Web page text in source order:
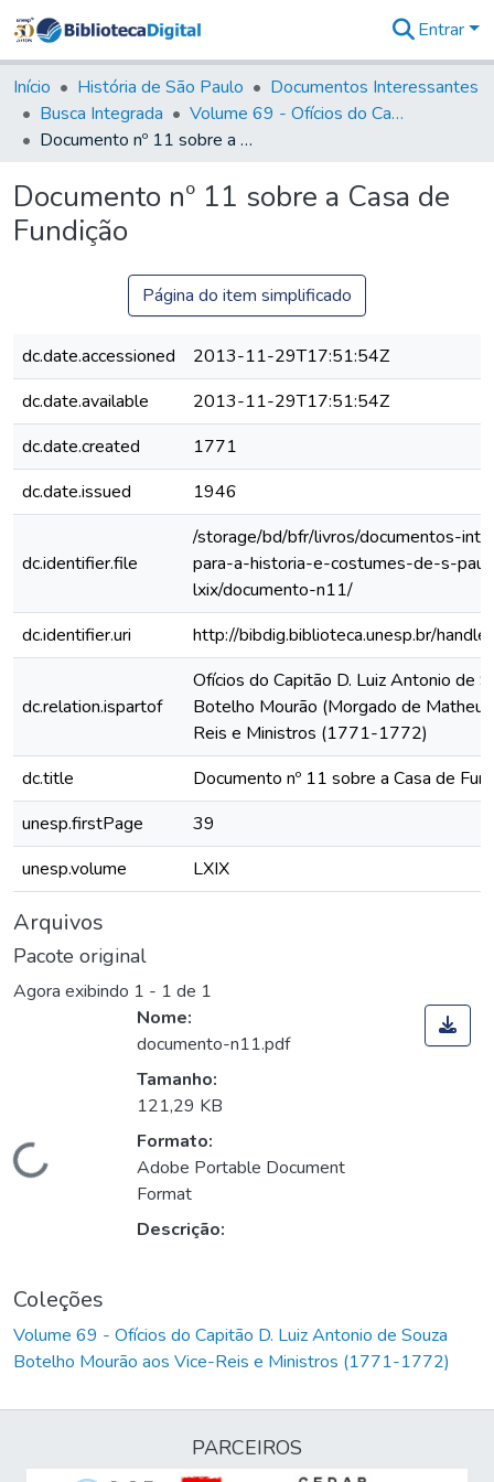
&
Coleções
Tudo na
Biblioteca
Estatísticas
Entrar
Início História de São Paulo
Documentos Interessantes
Busca Integrada
Volume 69 - Ofícios do Capitão D. Luiz Antonio de Souza Botelho Mourão aos Vice-Reis e Ministros (1771-1772)
Documento nº 11 sobre a Casa de Fundição
Documento nº 11 sobre a Casa de
Fundição
Página do item simplificado
dc.date.accessioned
2013-11-29T17:51:54Z
dc.date.available
2013-11-29T17:51:54Z
dc.date.created
1771
dc.date.issued
1946
dc.identifier.file
/storage/bd/bfr/livros/documentos-
para-a-historia-e-costumes-de-s-
lxix/documento-n11/
dc.identifier.uri
http://bibdig.biblioteca.unesp.br/
dc.relation.ispartof
Ofícios do Capitão D. Luiz Antonio de
Botelho Mourão (Morgado de
Reis e Ministros (1771-1772)
dc.title
Documento nº 11 sobre a Casa de
unesp.firstPage
39
unesp.volume
LXIX
Arquivos
Pacote original
Agora exibindo 1 - 1 de 1
Carregando...
Nome:
documento-n11.pdf
Tamanho:
121,29 KB
Formato:
Adobe Portable Document
Format
Descrição:
Coleções
Volume 69 - Ofícios do Capitão D. Luiz Antonio de Souza
Botelho Mourão aos Vice-Reis e Ministros (1771-1772)
PARCEIROS